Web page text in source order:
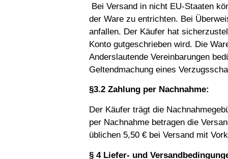
Bei Versand in nicht EU-Staaten
der Ware zu entrichten. Bei
anfallen. Der Käufer hat
Konto gutgeschrieben wird. Die
Anderslautende Vereinbarungen
Geltendmachung eines
§3.2 Zahlung per Nachnahme:
Der Käufer trägt die
per Nachnahme betragen die
üblichen 5,50 € bei Versand mit
§ 4 Liefer- und